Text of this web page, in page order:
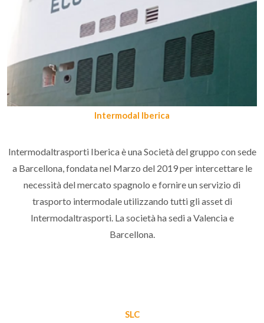
Intermodal Iberica
Intermodaltrasporti Iberica è una Società del gruppo con sede
a Barcellona, fondata nel Marzo del 2019 per intercettare le
necessità del mercato spagnolo e fornire un servizio di
trasporto intermodale utilizzando tutti gli asset di
Intermodaltrasporti. La società ha sedi a Valencia e
Barcellona.
SLC